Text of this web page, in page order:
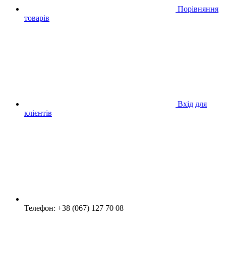
Порівняння
товарів
Вхід для
клієнтів
Телефон: +38 (067) 127 70 08